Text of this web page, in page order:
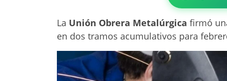
La Unión Obrera Metalúrgica firmó
en dos tramos acumulativos para